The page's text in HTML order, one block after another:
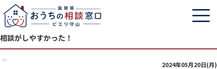
相談がしやすかった！
2024年05月20日(月)